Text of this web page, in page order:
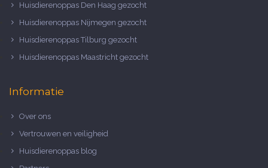
Huisdierenoppas Den Haag gezocht
Huisdierenoppas Nijmegen gezocht
Huisdierenoppas Tilburg gezocht
Huisdierenoppas Maastricht gezocht
Informatie
Over ons
Vertrouwen en veiligheid
Huisdierenoppas blog